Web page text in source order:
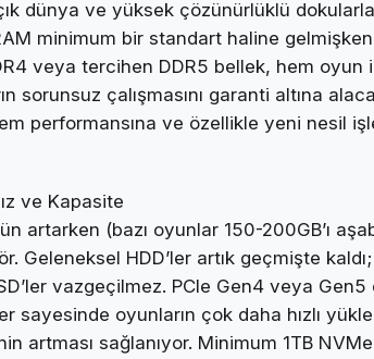
dünya ve yüksek çözünürlüklü
minimum bir standart haline
veya tercihen DDR5 bellek, hem oyun
sorunsuz çalışmasını garanti altına
performansına ve özellikle yeni nesil
ve Kapasite
artarken (bazı oyunlar 150-200GB’ı
Geleneksel HDD’ler artık geçmişte
vazgeçilmez. PCIe Gen4 veya
sayesinde oyunların çok daha hızlı
artması sağlanıyor. Minimum 1TB